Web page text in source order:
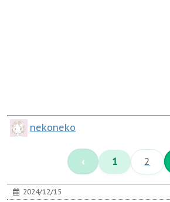
nekoneko
‹ 1 2
2024/12/15